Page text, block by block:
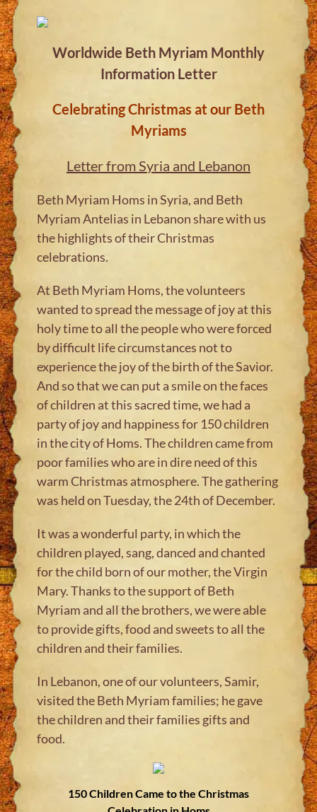
Worldwide Beth Myriam Monthly
Information Letter
Celebrating Christmas at our Beth
Myriams
Letter from Syria and Lebanon
Beth Myriam Homs in Syria, and Beth
Myriam Antelias in Lebanon share with us
the highlights of their Christmas
celebrations.
At Beth Myriam Homs, the volunteers
wanted to spread the message of joy at this
holy time to all the people who were forced
by difficult life circumstances not to
experience the joy of the birth of the Savior.
And so that we can put a smile on the faces
of children at this sacred time, we had a
party of joy and happiness for 150 children
in the city of Homs. The children came from
poor families who are in dire need of this
warm Christmas atmosphere. The gathering
was held on Tuesday, the 24th of December.
It was a wonderful party, in which the
children played, sang, danced and chanted
for the child born of our mother, the Virgin
Mary. Thanks to the support of Beth
Myriam and all the brothers, we were able
to provide gifts, food and sweets to all the
children and their families.
In Lebanon, one of our volunteers, Samir,
visited the Beth Myriam families; he gave
the children and their families gifts and
food.
150 Children Came to the Christmas